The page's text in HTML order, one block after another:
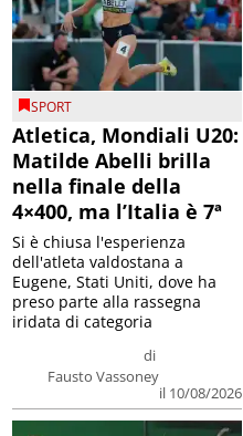
SPORT
Atletica, Mondiali U20:
Matilde Abelli brilla
nella finale della
4×400, ma l’Italia è 7ª
di
Fausto Vassoney
il 10/08/2026
Si è chiusa l'esperienza
dell'atleta valdostana a
Eugene, Stati Uniti, dove ha
preso parte alla rassegna
iridata di categoria